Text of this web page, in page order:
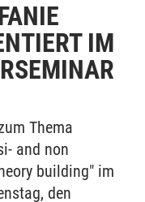
IM
Thema
and non
building" im
den